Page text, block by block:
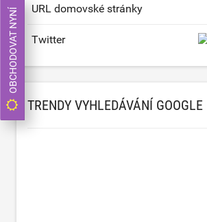
URL domovské stránky
Twitter
TRENDY VYHLEDÁVÁNÍ GOOGLE
OBCHODOVAT NYNÍ